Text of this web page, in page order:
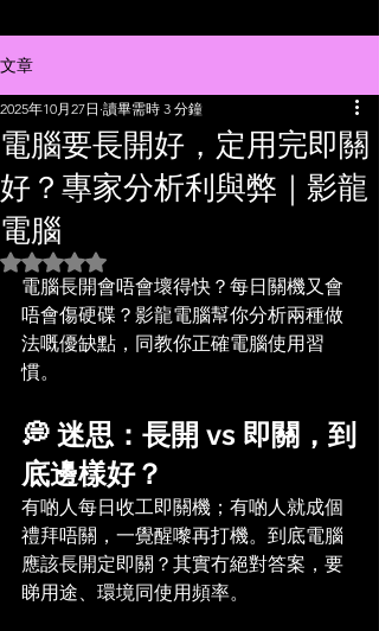
文章
電腦要長開好，定用完即關
好？專家分析利與弊｜影龍
電腦
2025年10月27日 讀畢需時 3 分鐘
評等為 NaN（最高為 5 顆星）。
電腦長開會唔會壞得快？每日關機又會
唔會傷硬碟？影龍電腦幫你分析兩種做
法嘅優缺點，同教你正確電腦使用習
慣。
💭 迷思：長開 vs 即關，到
底邊樣好？
有啲人每日收工即關機；有啲人就成個
禮拜唔關，一覺醒嚟再打機。到底電腦
應該長開定即關？其實冇絕對答案，要
睇用途、環境同使用頻率。